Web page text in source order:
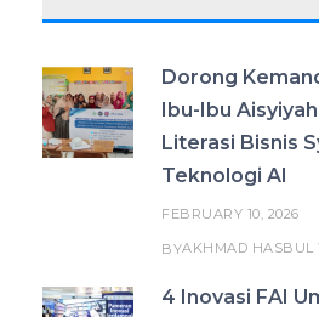
Dorong
Ibu-Ibu
Literasi Bisnis
Teknologi AI
FEBRUARY 10, 2026
BYAKHMAD HASBUL
4 Inovasi FAI